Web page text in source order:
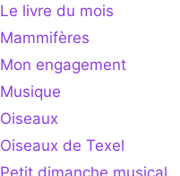
Le livre du mois
Mammifères
Mon engagement
Musique
Oiseaux
Oiseaux de Texel
Petit dimanche musical